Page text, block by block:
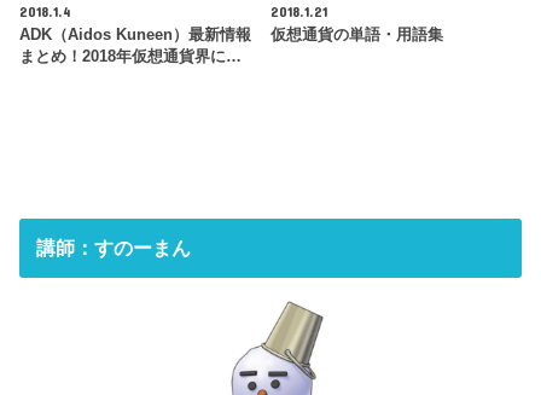
2018.1.4
ADK（Aidos Kuneen）最新情報
まとめ！2018年仮想通貨界に…
2018.1.21
仮想通貨の単語・用語集
講師：すのーまん